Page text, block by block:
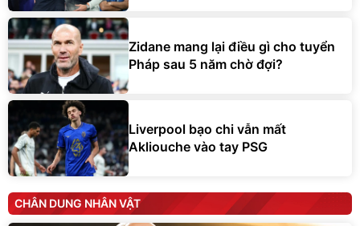
Zidane mang lại điều gì cho tuyển
Pháp sau 5 năm chờ đợi?
Liverpool bạo chi vẫn mất
Akliouche vào tay PSG
CHÂN DUNG NHÂN VẬT